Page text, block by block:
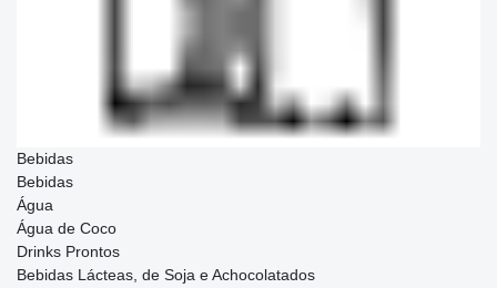
Bebidas
Bebidas
Água
Água de Coco
Drinks Prontos
Bebidas Lácteas, de Soja e Achocolatados